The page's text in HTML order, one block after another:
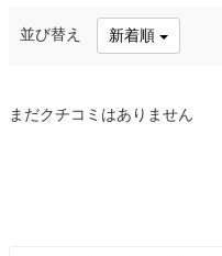
並び替え 新着順
まだクチコミはありません